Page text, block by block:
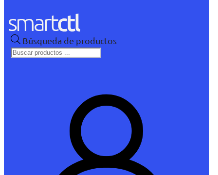
Búsqueda de productos